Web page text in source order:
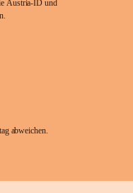
Austria-ID und
abweichen.